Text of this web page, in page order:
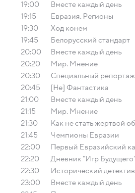
19:00
Вместе каждый день
19:15
Евразия. Регионы
19:30
Ход конем
19:45
Белорусский стандарт
20:00
Вместе каждый день
20:20
Мир. Мнение
20:30
Специальный репортаж
20:45
[Не] Фантастика
21:00
Вместе каждый день
21:15
Мир. Мнение
21:30
Как не стать жертвой
21:45
Чемпионы Евразии
22:00
Первый Евразийский
22:20
Дневник "Игр
22:30
Исторический
23:00
Вместе каждый день